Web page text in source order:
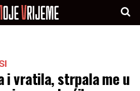
i vratila, strpala me u